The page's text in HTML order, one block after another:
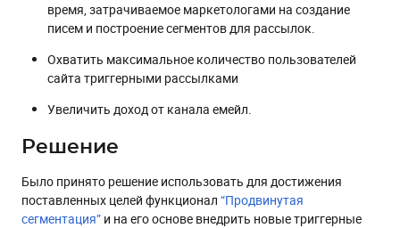
время, затрачиваемое маркетологами на создание
писем и построение сегментов для рассылок.
Охватить максимальное количество пользователей
сайта триггерными рассылками
Увеличить доход от канала емейл.
Решение
Было принято решение использовать для достижения
поставленных целей функционал “Продвинутая
сегментация” и на его основе внедрить новые триггерные